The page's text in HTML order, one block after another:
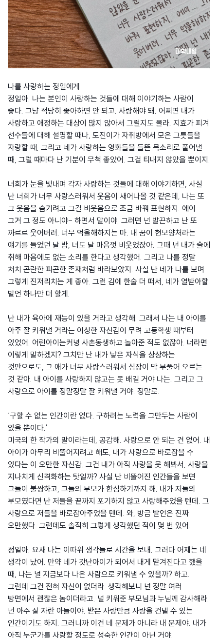
나를 사랑하는 정일에게
정일아. 나는 본인이 사랑하는 것들에 대해 이야기하는 사람이
좋다. 그냥 적당히 좋아하면 안 되고. 사랑해야 돼. 어쩌면 내가
사랑하고 애정하는 대상이 많지 않아서 그럴지도 몰라. 지효가 피겨
선수들에 대해 설명할 때나, 도진이가 자취방에서 모은 그릇들을
자랑할 때, 그리고 네가 사랑하는 영화들을 들뜬 목소리로 풀어낼
때, 그럴 때마다 난 기분이 무척 좋았어. 그걸 티내지 않았을 뿐이지.
너희가 눈을 빛내며 각자 사랑하는 것들에 대해 이야기하면, 사실
난 너희가 너무 사랑스러워서 웃음이 새어나올 것 같은데, 나는 또
그 웃음을 숨기려고 그걸 비웃음으로 조금 바꿔 표현하지. 에이
그거 그 정도 아니야- 하면서 말이야. 그러면 넌 발끈하고 난 또
까르르 웃어버려. 너무 억울해하지는 마. 내 꿈이 현모양처라는
얘기를 들었던 날 밤, 너도 날 마음껏 비웃었잖아. 그때 넌 내가 술에
취해 마음에도 없는 소리를 한다고 생각했어. 그리고 나를 정말
처치 곤란한 피곤한 존재처럼 바라보았지. 사실 난 네가 나를 보며
그렇게 진저리치는 게 좋아. 그런 김에 한술 더 떠서, 네가 열받아할
발언 하나만 더 할게.
난 내가 육아에 재능이 있을 거라고 생각해. 그래서 나는 내 아이를
아주 잘 키워낼 거라는 이상한 자신감이 무려 고등학생 때부터
있었어. 어린아이는커녕 사촌동생하고 놀아준 적도 없잖아. 너라면
이렇게 말하겠지? 그치만 난 내가 낳은 자식을 상상하는
것만으로도, 그 애가 너무 사랑스러워서 심장이 막 부풀어 오르는
것 같아. 내 아이를 사랑하지 않고는 못 배길 거야 나는. 그리고 그
사랑으로 아이를 정말정말 잘 키워낼 거야. 정말로.
‘구할 수 없는 인간이란 없다. 구하려는 노력을 그만두는 사람이
있을 뿐이다.’
미국의 한 작가의 말이라는데, 공감해. 사랑으로 안 되는 건 없어. 내
아이가 아무리 비뚤어지려고 해도, 내가 사랑으로 바로잡을 수
있다는 이 오만한 자신감. 그건 내가 아직 사랑을 못 해봐서, 사랑을
지나치게 신격화하는 탓일까? 사실 난 비뚤어진 인간들을 보면
그들이 불쌍하고, 그들의 부모가 한심하기까지 해. 내가 저들의
부모였다면 난 저들을 끝까지 포기하지 않고 사랑해주었을 텐데. 그
사랑으로 저들을 바로잡아주었을 텐데. 와, 방금 발언은 진짜
오만했다. 그런데도 솔직히 그렇게 생각했던 적이 몇 번 있어.
정일아. 요새 나는 이따위 생각들로 시간을 보내. 그러다 어제는 네
생각이 났어. 만약 네가 갓난아이가 되어서 내게 맡겨진다고 했을
때, 나는 널 지금보다 나은 사람으로 키워낼 수 있을까? 하고.
그런데 그건 전혀 자신이 없더라. 생각해보니 넌 정말 여러
방면에서 괜찮은 놈이더라고. 널 키워준 부모님과 누님께 감사해라.
넌 아주 잘 자란 아들이야. 받은 사랑만큼 사랑을 건넬 수 있는
인간이기도 하지. 그러니까 이건 네 문제가 아니라 내 문제야. 내가
아직 누군가를 사랑할 정도로 성숙한 인간이 아닌 거야.